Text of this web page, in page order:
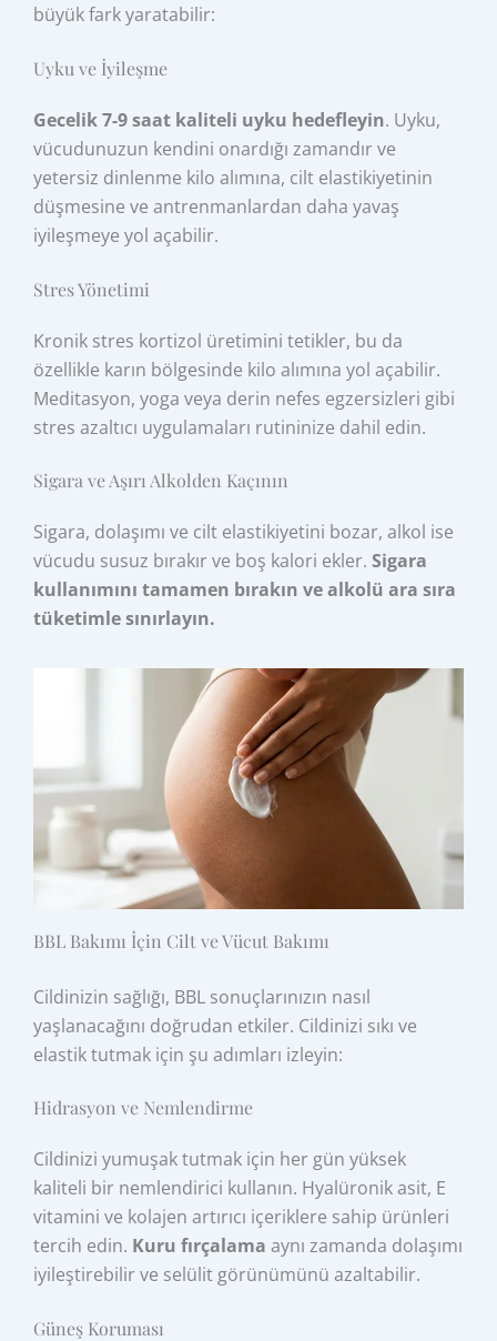
büyük fark yaratabilir:
Uyku ve İyileşme
Gecelik 7-9 saat kaliteli uyku hedefleyin. Uyku,
vücudunuzun kendini onardığı zamandır ve
yetersiz dinlenme kilo alımına, cilt elastikiyetinin
düşmesine ve antrenmanlardan daha yavaş
iyileşmeye yol açabilir.
Stres Yönetimi
Kronik stres kortizol üretimini tetikler, bu da
özellikle karın bölgesinde kilo alımına yol açabilir.
Meditasyon, yoga veya derin nefes egzersizleri gibi
stres azaltıcı uygulamaları rutininize dahil edin.
Sigara ve Aşırı Alkolden Kaçının
Sigara, dolaşımı ve cilt elastikiyetini bozar, alkol ise
vücudu susuz bırakır ve boş kalori ekler.Sigara
kullanımını tamamen bırakın ve alkolü ara sıra
tüketimle sınırlayın.
BBL Bakımı İçin Cilt ve Vücut Bakımı
Cildinizin sağlığı, BBL sonuçlarınızın nasıl
yaşlanacağını doğrudan etkiler. Cildinizi sıkı ve
elastik tutmak için şu adımları izleyin:
Hidrasyon ve Nemlendirme
Cildinizi yumuşak tutmak için her gün yüksek
kaliteli bir nemlendirici kullanın. Hyalüronik asit, E
vitamini ve kolajen artırıcı içeriklere sahip ürünleri
tercih edin. Kuru fırçalama aynı zamanda dolaşımı
iyileştirebilir ve selülit görünümünü azaltabilir.
Güneş Koruması